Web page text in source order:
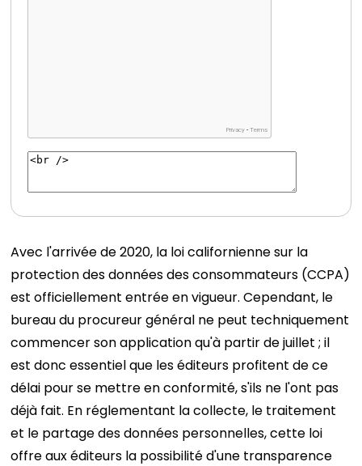
Avec l'arrivée de 2020, la loi californienne sur la
protection des données des consommateurs (CCPA)
est officiellement entrée en vigueur. Cependant, le
bureau du procureur général ne peut techniquement
commencer son application qu'à partir de juillet ; il
est donc essentiel que les éditeurs profitent de ce
délai pour se mettre en conformité, s'ils ne l'ont pas
déjà fait. En réglementant la collecte, le traitement
et le partage des données personnelles, cette loi
offre aux éditeurs la possibilité d'une transparence